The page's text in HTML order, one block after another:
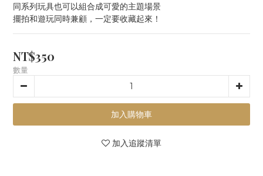
同系列玩具也可以組合成可愛的主題場景
擺拍和遊玩同時兼顧，一定要收藏起來！
NT$350
數量
加入購物車
加入追蹤清單